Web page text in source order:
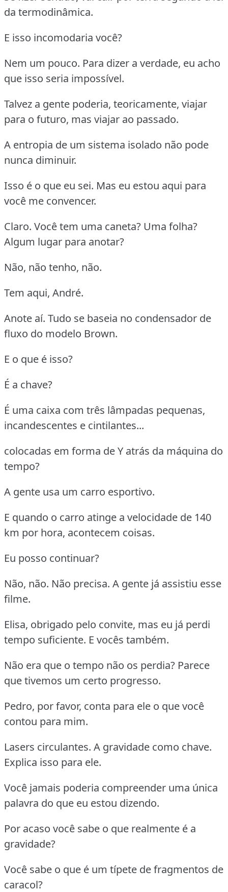
da termodinâmica.
E isso incomodaria você?
Nem um pouco. Para dizer a verdade, eu acho
que isso seria impossível.
Talvez a gente poderia, teoricamente, viajar
para o futuro, mas viajar ao passado.
A entropia de um sistema isolado não pode
nunca diminuir.
Isso é o que eu sei. Mas eu estou aqui para
você me convencer.
Claro. Você tem uma caneta? Uma folha?
Algum lugar para anotar?
Não, não tenho, não.
Tem aqui, André.
Anote aí. Tudo se baseia no condensador de
fluxo do modelo Brown.
E o que é isso?
É a chave?
É uma caixa com três lâmpadas pequenas,
incandescentes e cintilantes...
colocadas em forma de Y atrás da máquina do
tempo?
A gente usa um carro esportivo.
E quando o carro atinge a velocidade de 140
km por hora, acontecem coisas.
Eu posso continuar?
Não, não. Não precisa. A gente já assistiu esse
filme.
Elisa, obrigado pelo convite, mas eu já perdi
tempo suficiente. E vocês também.
Não era que o tempo não os perdia? Parece
que tivemos um certo progresso.
Pedro, por favor, conta para ele o que você
contou para mim.
Lasers circulantes. A gravidade como chave.
Explica isso para ele.
Você jamais poderia compreender uma única
palavra do que eu estou dizendo.
Por acaso você sabe o que realmente é a
gravidade?
Você sabe o que é um típete de fragmentos de
caracol?